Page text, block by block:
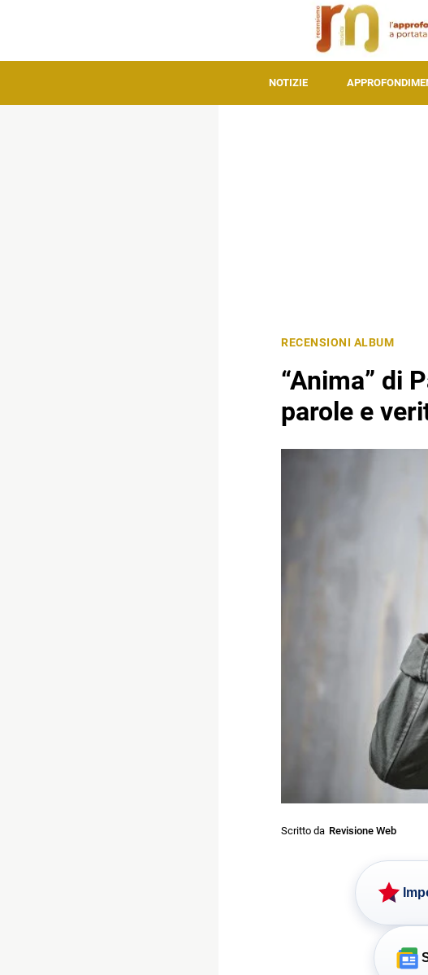
NOTIZIE
RECENSIONI ALBUM
“Anima” di
parole e
Scritto da Revisione Web